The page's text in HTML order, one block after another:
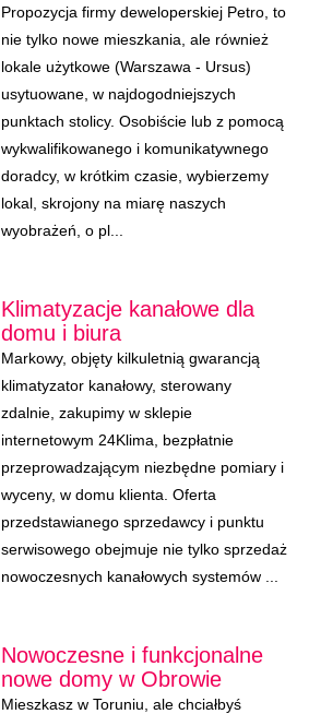
Propozycja firmy deweloperskiej Petro, to
nie tylko nowe mieszkania, ale również
lokale użytkowe (Warszawa - Ursus)
usytuowane, w najdogodniejszych
punktach stolicy. Osobiście lub z pomocą
wykwalifikowanego i komunikatywnego
doradcy, w krótkim czasie, wybierzemy
lokal, skrojony na miarę naszych
wyobrażeń, o pl...
Klimatyzacje kanałowe dla
domu i biura
Markowy, objęty kilkuletnią gwarancją
klimatyzator kanałowy, sterowany
zdalnie, zakupimy w sklepie
internetowym 24Klima, bezpłatnie
przeprowadzającym niezbędne pomiary i
wyceny, w domu klienta. Oferta
przedstawianego sprzedawcy i punktu
serwisowego obejmuje nie tylko sprzedaż
nowoczesnych kanałowych systemów ...
Nowoczesne i funkcjonalne
nowe domy w Obrowie
Mieszkasz w Toruniu, ale chciałbyś